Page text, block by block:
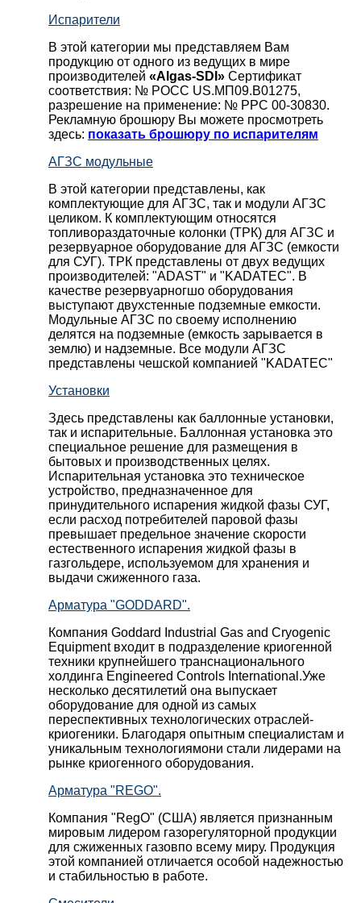
Испарители
В этой категории мы представляем Вам
продукцию от одного из ведущих в мире
производителей «Algas-SDI» Сертификат
соответствия: № РОСС US.МП09.В01275,
разрешение на применение: № РРС 00-30830.
Рекламную брошюру Вы можете просмотреть
здесь: показать брошюру по испарителям
АГЗС модульные
В этой категории представлены, как
комплектующие для АГЗС, так и модули АГЗС
целиком. К комплектующим относятся
топливораздаточные колонки (ТРК) для АГЗС и
резервуарное оборудование для АГЗС (емкости
для СУГ). ТРК представлены от двух ведущих
производителей: "ADAST" и "KADATEC". В
качестве резервуарногшо оборудования
выступают двухстенные подземные емкости.
Модульные АГЗС по своему исполнению
делятся на подземные (емкость зарывается в
землю) и надземные. Все модули АГЗС
представлены чешской компанией "KADATEC"
Установки
Здесь представлены как баллонные установки,
так и испарительные. Баллонная установка это
специальное решение для размещения в
бытовых и производственных целях.
Испарительная установка это техническое
устройство, предназначенное для
принудительного испарения жидкой фазы СУГ,
если расход потребителей паровой фазы
превышает предельное значение скорости
естественного испарения жидкой фазы в
газгольдере, используемом для хранения и
выдачи сжиженного газа.
Арматура "GODDARD".
Компания Goddard Industrial Gas and Cryogenic
Equipment входит в подразделение криогенной
техники крупнейшего транснационального
холдинга Engineered Controls International.Уже
несколько десятилетий она выпускает
оборудование для одной из самых
переспективных технологических отраслей-
криогеники. Благодаря опытным специалистам и
уникальным технологиямони стали лидерами на
рынке криогенного оборудования.
Арматура "REGO".
Компания "RegO" (США) является признанным
мировым лидером газорегуляторной продукции
для сжиженных газовпо всему миру. Продукция
этой компанией отличается особой надежностью
и стабильностью в работе.